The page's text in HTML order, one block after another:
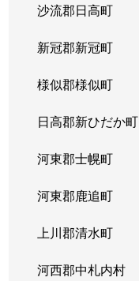
沙流郡日高町
新冠郡新冠町
様似郡様似町
日高郡新ひだか町
河東郡士幌町
河東郡鹿追町
上川郡清水町
河西郡中札内村